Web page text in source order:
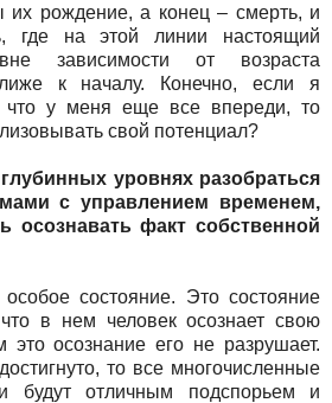
их рождение, а конец – смерть, и
где на этой линии настоящий
зависимости от возраста
к началу. Конечно, если я
что у меня еще все впереди, то
свой потенциал?
уровнях разобраться
c управлением временем,
осознавать факт собственной
состояние. Это состояние
в нем человек осознает свою
это осознание его не разрушает.
то все многочисленные
будут отличным подспорьем и